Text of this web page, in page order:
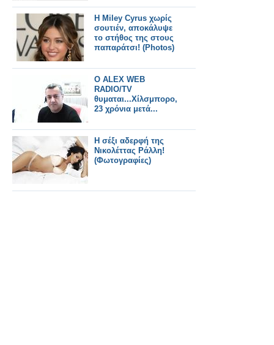
H Miley Cyrus χωρίς
σουτιέν, αποκάλυψε
το στήθος της στους
παπαράτσι! (Photos)
O ALEX WEB
RADIO/TV
θυμαται...Χίλσμπορο,
23 χρόνια μετά...
H σέξι αδερφή της
Νικολέττας Ράλλη!
(Φωτογραφίες)